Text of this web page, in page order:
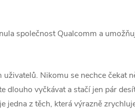
společnost Qualcomm a
Nikomu se nechce čekat
dlouho vyčkávat a stačí jen pár
jedna z těch, která výrazně